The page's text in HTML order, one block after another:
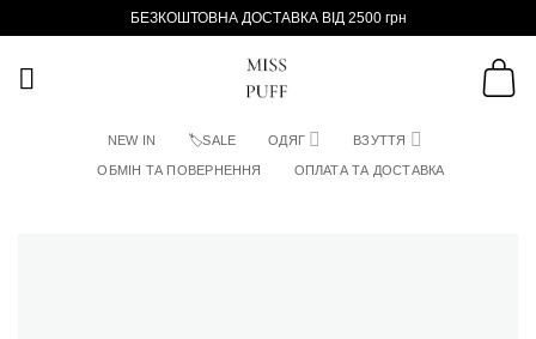
БЕЗКОШТОВНА ДОСТАВКА ВІД 2500 грн
NEW IN 🏷SALE ОДЯГ ВЗУТТЯ
ОБМІН ТА ПОВЕРНЕННЯ ОПЛАТА ТА ДОСТАВКА